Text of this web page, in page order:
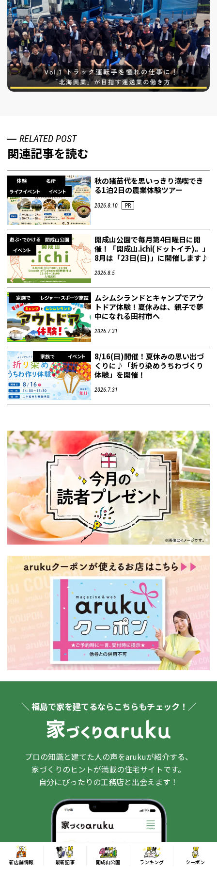
新店舗情報 最新記事 開成山公園 ランキング クーポン
RELATED POST
関連記事を読む
体験
名所
ライフイベント
イベント
秋の猪苗代を思いっきり満喫でき
る1泊2日の農業体験ツアー
2026.8.10 PR
遊ぶ・でかける
開成山公園
イベント
開成山公園で毎月第4日曜日に開
催！「開成山.ichi(ドットイチ)。」
8月は「23日(日)」に開催します♪
2026.8.5
家族で レジャー・スポーツ施設
ムシムシランドとキャンプでアウ
トドア体験！夏休みは、親子で夢
中になれる田村市へ
2026.7.31
家族で イベント
8/16(日)開催！夏休みの思い出づ
くりに♪「折り染めうちわづくり
体験」を開催！
2026.7.31
＼ 福島で家を建てるならこちらもチェック！／
プロの知識と建てた人の声をarukuが紹介する、
家づくりのヒントが満載の住宅サイトです。
自分にぴったりの工務店と出会えます！